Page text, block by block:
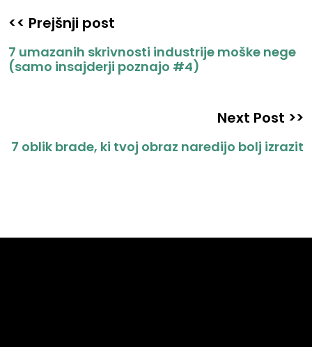
<< Prejšnji post
7 umazanih skrivnosti industrije moške nege
(samo insajderji poznajo #4)
Next Post >>
7 oblik brade, ki tvoj obraz naredijo bolj izrazit